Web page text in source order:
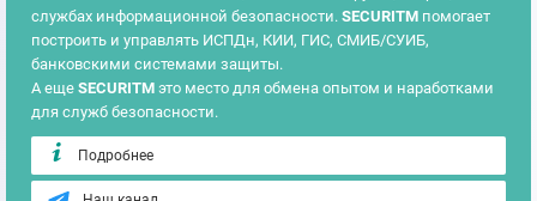
службах информационной безопасности. SECURITM помогает
построить и управлять ИСПДн, КИИ, ГИС, СМИБ/СУИБ,
банковскими системами защиты.
А еще SECURITM это место для обмена опытом и наработками
для служб безопасности.
Подробнее